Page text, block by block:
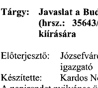
Tárgy: Javaslat a
(hrsz.:
kiírására
Előterjesztő:
igazgató
Készítette:
Kardos